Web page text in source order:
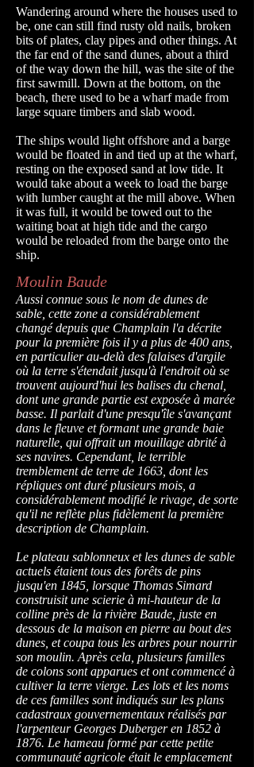
Wandering around where the houses used to
be, one can still find rusty old nails, broken
bits of plates, clay pipes and other things. At
the far end of the sand dunes, about a third
of the way down the hill, was the site of the
first sawmill. Down at the bottom, on the
beach, there used to be a wharf made from
large square timbers and slab wood.
The ships would light offshore and a barge
would be floated in and tied up at the wharf,
resting on the exposed sand at low tide. It
would take about a week to load the barge
with lumber caught at the mill above. When
it was full, it would be towed out to the
waiting boat at high tide and the cargo
would be reloaded from the barge onto the
ship.
Moulin Baude
Aussi connue sous le nom de dunes de
sable, cette zone a considérablement
changé depuis que Champlain l'a décrite
pour la première fois il y a plus de 400 ans,
en particulier au-delà des falaises d'argile
où la terre s'étendait jusqu'à l'endroit où se
trouvent aujourd'hui les balises du chenal,
dont une grande partie est exposée à marée
basse. Il parlait d'une presqu'île s'avançant
dans le fleuve et formant une grande baie
naturelle, qui offrait un mouillage abrité à
ses navires. Cependant, le terrible
tremblement de terre de 1663, dont les
répliques ont duré plusieurs mois, a
considérablement modifié le rivage, de sorte
qu'il ne reflète plus fidèlement la première
description de Champlain.
Le plateau sablonneux et les dunes de sable
actuels étaient tous des forêts de pins
jusqu'en 1845, lorsque Thomas Simard
construisit une scierie à mi-hauteur de la
colline près de la rivière Baude, juste en
dessous de la maison en pierre au bout des
dunes, et coupa tous les arbres pour nourrir
son moulin. Après cela, plusieurs familles
de colons sont apparues et ont commencé à
cultiver la terre vierge. Les lots et les noms
de ces familles sont indiqués sur les plans
cadastraux gouvernementaux réalisés par
l'arpenteur Georges Duberger en 1852 à
1876. Le hameau formé par cette petite
communauté agricole était le emplacement